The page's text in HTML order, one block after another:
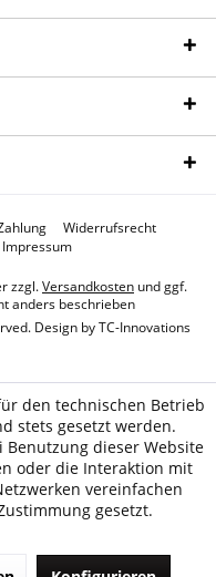
Widerrufsrecht
Impressum
zzgl.Versandkosten und ggf.
anders beschrieben
Design byTC-Innovations
den technischen Betrieb
stets gesetzt werden.
Benutzung dieser Website
oder die Interaktion mit
vereinfachen
gesetzt.